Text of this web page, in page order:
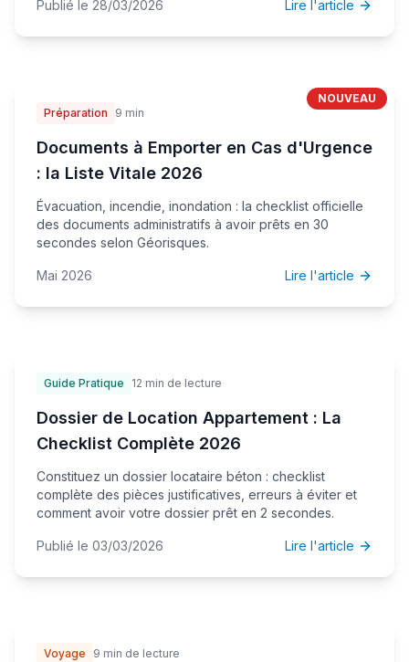
Publié le 28/03/2026 Lire l'article
NOUVEAU
Préparation
9 min
Documents à Emporter en Cas d'Urgence
: la Liste Vitale 2026
Évacuation, incendie, inondation : la checklist officielle
des documents administratifs à avoir prêts en 30
secondes selon Géorisques.
Mai 2026 Lire l'article
Guide Pratique 12 min de lecture
Dossier de Location Appartement : La
Checklist Complète 2026
Constituez un dossier locataire béton : checklist
complète des pièces justificatives, erreurs à éviter et
comment avoir votre dossier prêt en 2 secondes.
Publié le 03/03/2026 Lire l'article
Voyage 9 min de lecture